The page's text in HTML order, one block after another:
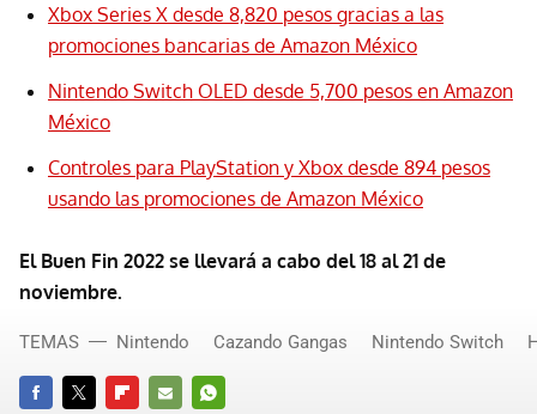
Xbox Series X desde 8,820 pesos gracias a las
promociones bancarias de Amazon México
Nintendo Switch OLED desde 5,700 pesos en Amazon
México
Controles para PlayStation y Xbox desde 894 pesos
usando las promociones de Amazon México
El Buen Fin 2022 se llevará a cabo del 18 al 21 de
noviembre.
TEMAS Nintendo Cazando Gangas Nintendo Switch